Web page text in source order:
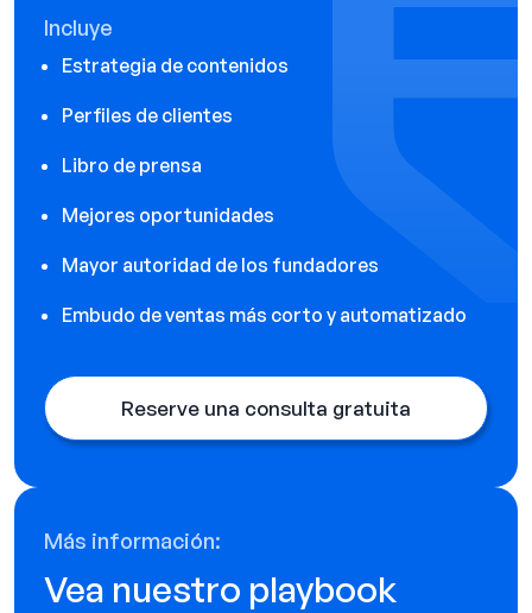
Incluye
Estrategia de contenidos
Perfiles de clientes
Libro de prensa
Mejores oportunidades
Mayor autoridad de los fundadores
Embudo de ventas más corto y automatizado
Reserve una consulta gratuita
Más información:
Vea nuestro playbook